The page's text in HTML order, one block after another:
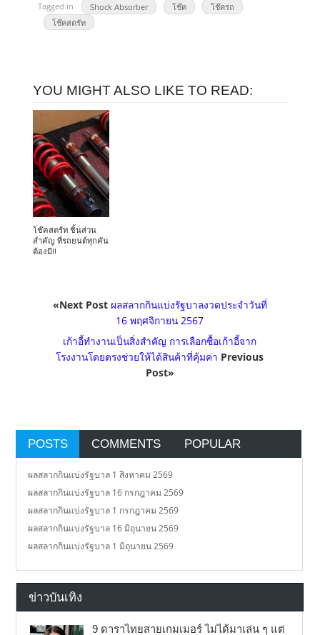
Tagged in Shock Absorber โช๊ค
โช๊ครถ
โช๊คสตรัท
YOU MIGHT ALSO LIKE TO READ:
โช๊คสตรัท ชิ้นส่วน
สำคัญ ที่รถยนต์ทุกคัน
ต้องมี!!
«Next Post ผลสลากกินแบ่งรัฐบาลงวดประจําวันที่
16 พฤศจิกายน 2567
เก้าอี้ทำงานเป็นสิ่งสำคัญ การเลือกซื้อเก้าอี้จาก
โรงงานโดยตรงช่วยให้ได้สินค้าที่คุ้มค่า Previous
Post»
POSTS COMMENTS POPULAR
ผลสลากกินแบ่งรัฐบาล 1 สิงหาคม 2569
ผลสลากกินแบ่งรัฐบาล 16 กรกฎาคม 2569
ผลสลากกินแบ่งรัฐบาล 1 กรกฎาคม 2569
ผลสลากกินแบ่งรัฐบาล 16 มิถุนายน 2569
ผลสลากกินแบ่งรัฐบาล 1 มิถุนายน 2569
ข่าวบันเทิง
9 ดาราไทยสายเกมเมอร์ ไม่ได้มาเล่น ๆ แต่